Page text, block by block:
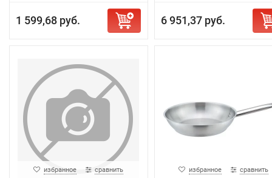
1 599,68 руб. 6 951,37 руб.
избранное сравнить избранное сравнить